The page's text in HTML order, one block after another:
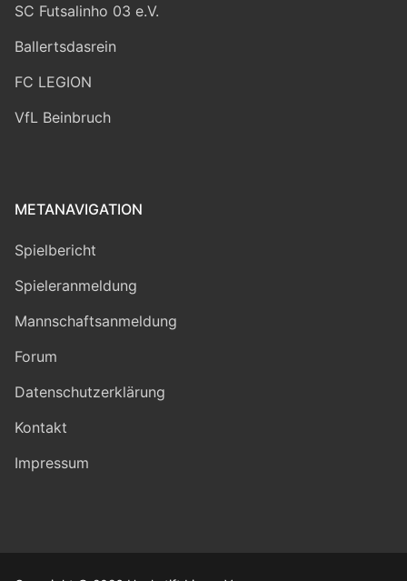
SC Futsalinho 03 e.V.
Ballertsdasrein
FC LEGION
VfL Beinbruch
METANAVIGATION
Spielbericht
Spieleranmeldung
Mannschaftsanmeldung
Forum
Datenschutzerklärung
Kontakt
Impressum